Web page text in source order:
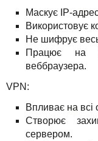
Маскує IP-
Використовує
Не шифрує
Працює на
веббраузера.
VPN:
Впливає на всі
Створює
сервером.